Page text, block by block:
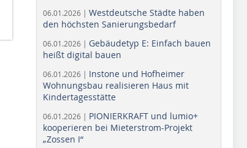
06.01.2026 | Westdeutsche Städte haben
den höchsten Sanierungsbedarf
06.01.2026 | Gebäudetyp E: Einfach bauen
heißt digital bauen
06.01.2026 | Instone und Hofheimer
Wohnungsbau realisieren Haus mit
Kindertagesstätte
06.01.2026 | PIONIERKRAFT und lumio+
kooperieren bei Mieterstrom-Projekt
„Zossen I“